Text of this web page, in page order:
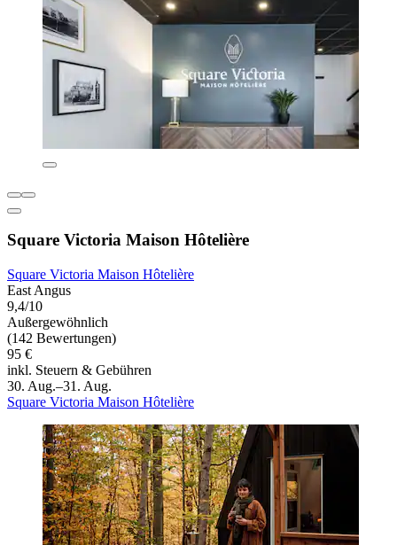
Square Victoria Maison Hôtelière
Square Victoria Maison Hôtelière
East Angus
9,4/10
Außergewöhnlich
(142 Bewertungen)
95 €
inkl. Steuern & Gebühren
30. Aug.–31. Aug.
Square Victoria Maison Hôtelière